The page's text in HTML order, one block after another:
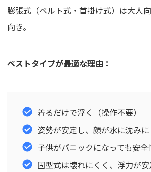
膨張式（ベルト式・首掛け式）は大人
向き。
ベストタイプが最適な理由：
着るだけで浮く（操作不要）
姿勢が安定し、顔が水に沈みに
子供がパニックになっても安全
固型式は壊れにくく、浮力が安